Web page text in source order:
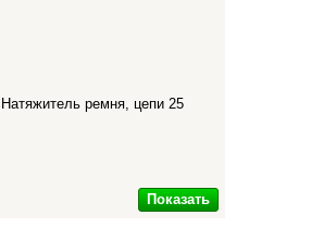
Натяжитель ремня, цепи 25
Показать